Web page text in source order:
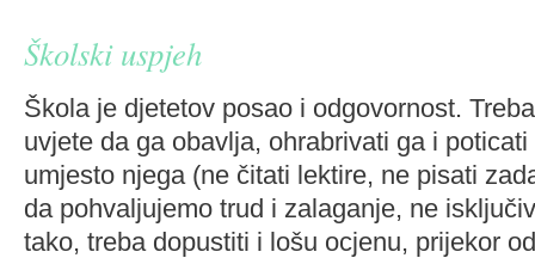
Školski uspjeh
Škola je djetetov posao i odgovornost.
uvjete da ga obavlja, ohrabrivati ga i
umjesto njega (ne čitati lektire, ne pisati
da pohvaljujemo trud i zalaganje, ne
tako, treba dopustiti i lošu ocjenu, prijekor